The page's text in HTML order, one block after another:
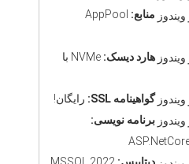
منابع: AppPool
هارد دیسک:
NVMe با
گواهینامه SSL:
رایگان!
برنامه نویسی: